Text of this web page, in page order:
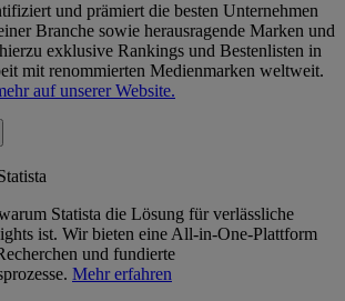
und prämiert die besten Unternehmen
Branche sowie herausragende Marken und
exklusive Rankings und Bestenlisten in
mit renommierten Medienmarken weltweit.
auf unserer Website.
Statista die Lösung für verlässliche
ist. Wir bieten eine All-in-One-Plattform
und fundierte
Mehr erfahren